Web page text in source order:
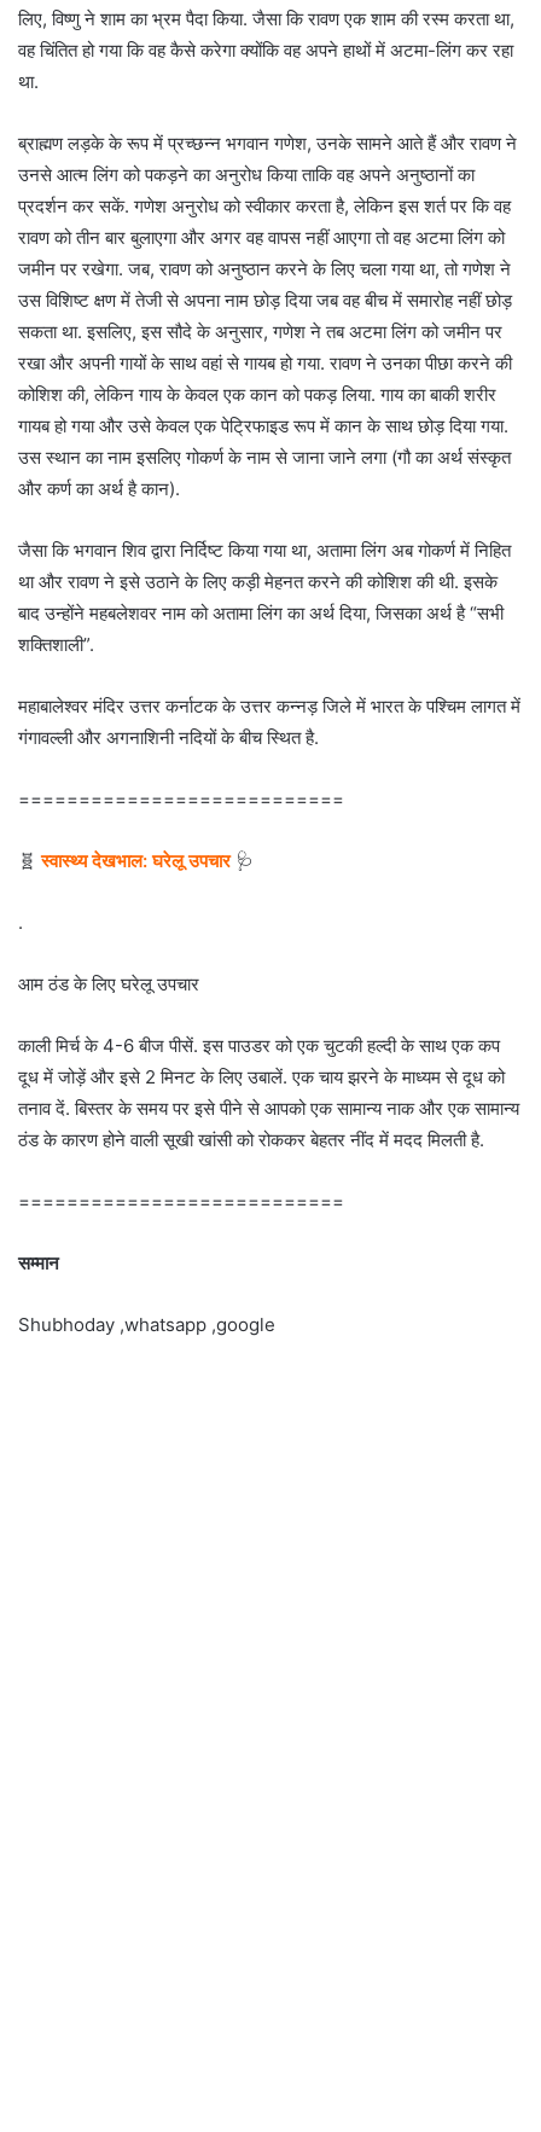
लिए, विष्णु ने शाम का भ्रम पैदा किया. जैसा कि रावण एक शाम की रस्म करता था,
वह चिंतित हो गया कि वह कैसे करेगा क्योंकि वह अपने हाथों में अटमा-लिंग कर रहा
था.
ब्राह्मण लड़के के रूप में प्रच्छन्न भगवान गणेश, उनके सामने आते हैं और रावण ने
उनसे आत्म लिंग को पकड़ने का अनुरोध किया ताकि वह अपने अनुष्ठानों का
प्रदर्शन कर सकें. गणेश अनुरोध को स्वीकार करता है, लेकिन इस शर्त पर कि वह
रावण को तीन बार बुलाएगा और अगर वह वापस नहीं आएगा तो वह अटमा लिंग को
जमीन पर रखेगा. जब, रावण को अनुष्ठान करने के लिए चला गया था, तो गणेश ने
उस विशिष्ट क्षण में तेजी से अपना नाम छोड़ दिया जब वह बीच में समारोह नहीं छोड़
सकता था. इसलिए, इस सौदे के अनुसार, गणेश ने तब अटमा लिंग को जमीन पर
रखा और अपनी गायों के साथ वहां से गायब हो गया. रावण ने उनका पीछा करने की
कोशिश की, लेकिन गाय के केवल एक कान को पकड़ लिया. गाय का बाकी शरीर
गायब हो गया और उसे केवल एक पेट्रिफाइड रूप में कान के साथ छोड़ दिया गया.
उस स्थान का नाम इसलिए गोकर्ण के नाम से जाना जाने लगा (गौ का अर्थ संस्कृत
और कर्ण का अर्थ है कान).
जैसा कि भगवान शिव द्वारा निर्दिष्ट किया गया था, अतामा लिंग अब गोकर्ण में निहित
था और रावण ने इसे उठाने के लिए कड़ी मेहनत करने की कोशिश की थी. इसके
बाद उन्होंने महबलेशवर नाम को अतामा लिंग का अर्थ दिया, जिसका अर्थ है “सभी
शक्तिशाली”.
महाबालेश्वर मंदिर उत्तर कर्नाटक के उत्तर कन्नड़ जिले में भारत के पश्चिम लागत में
गंगावल्ली और अगनाशिनी नदियों के बीच स्थित है.
===========================
🧬स्वास्थ्य देखभाल: घरेलू उपचार🩺
.
आम ठंड के लिए घरेलू उपचार
काली मिर्च के 4-6 बीज पीसें. इस पाउडर को एक चुटकी हल्दी के साथ एक कप
दूध में जोड़ें और इसे 2 मिनट के लिए उबालें. एक चाय झरने के माध्यम से दूध को
तनाव दें. बिस्तर के समय पर इसे पीने से आपको एक सामान्य नाक और एक सामान्य
ठंड के कारण होने वाली सूखी खांसी को रोककर बेहतर नींद में मदद मिलती है.
===========================
सम्मान
Shubhoday ,whatsapp ,google